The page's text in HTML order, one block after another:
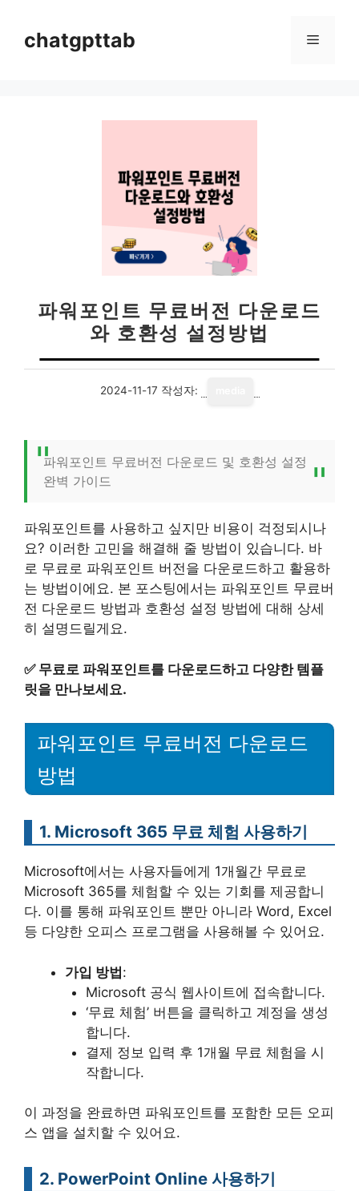
chatgpttab 메
파워포인트 무료버전 다운로드
와 호환성 설정방법
2024-11-17 작성자:
파워포인트 무료버전 다운로드 및 호환성 설정
완벽 가이드
파워포인트를 사용하고 싶지만 비용이 걱정되시나
요? 이러한 고민을 해결해 줄 방법이 있습니다. 바
로 무료로 파워포인트 버전을 다운로드하고 활용하
는 방법이에요. 본 포스팅에서는 파워포인트 무료버
전 다운로드 방법과 호환성 설정 방법에 대해 상세
히 설명드릴게요.
✅ 무료로 파워포인트를 다운로드하고 다양한 템플
릿을 만나보세요.
파워포인트 무료버전 다운로드
방법
1. Microsoft 365 무료 체험 사용하기
Microsoft에서는 사용자들에게 1개월간 무료로
Microsoft 365를 체험할 수 있는 기회를 제공합니
다. 이를 통해 파워포인트 뿐만 아니라 Word, Excel
등 다양한 오피스 프로그램을 사용해볼 수 있어요.
가입 방법:
Microsoft 공식 웹사이트에 접속합니다.
‘무료 체험’ 버튼을 클릭하고 계정을 생성
합니다.
결제 정보 입력 후 1개월 무료 체험을 시
작합니다.
이 과정을 완료하면 파워포인트를 포함한 모든 오피
스 앱을 설치할 수 있어요.
2. PowerPoint Online 사용하기